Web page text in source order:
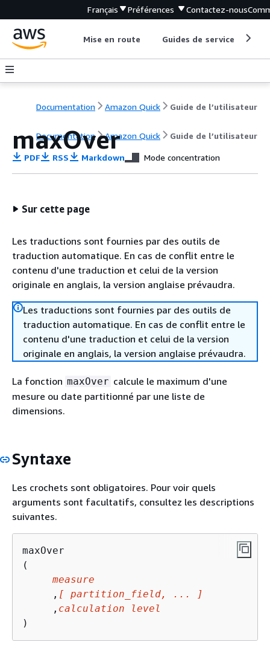
Français Préférences Contactez-nous
Mise en route Guides de service
Documentation Amazon Quick Guide de l’utilisateur
Documentation Amazon Quick Guide de l’utilisateur
maxOver
PDF RSS Markdown Mode concentration
Sur cette page
Les traductions sont fournies par des outils de
traduction automatique. En cas de conflit entre le
contenu d'une traduction et celui de la version
originale en anglais, la version anglaise prévaudra.
Les traductions sont fournies par des outils de
traduction automatique. En cas de conflit entre le
contenu d'une traduction et celui de la version
originale en anglais, la version anglaise prévaudra.
La fonction maxOver calcule le maximum d'une
mesure ou date partitionné par une liste de
dimensions.
Syntaxe
Les crochets sont obligatoires. Pour voir quels
arguments sont facultatifs, consultez les descriptions
suivantes.
maxOver
(
measure
     ,
[ partition_field, ... ]
     ,
calculation level
)